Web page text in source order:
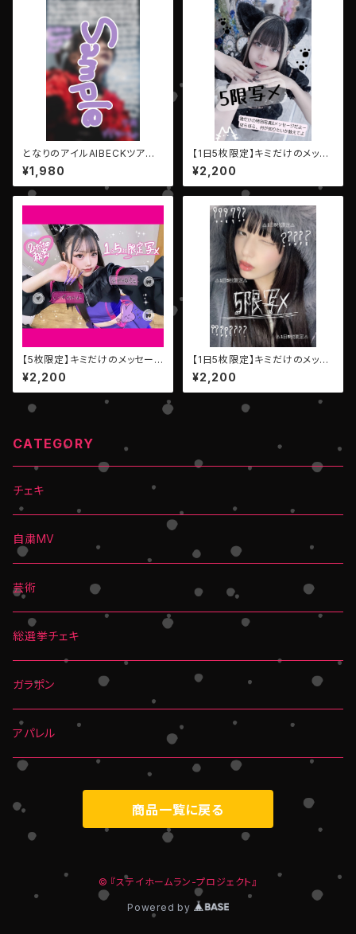
となりのアイルAIBECKツアー
ファイナル【デジタルメッセージP
hoto】
¥1,980
【1日5枚限定】キミだけのメッセ
ージ写メ【KAZALIN・NEW響
歌】
¥2,200
【5枚限定】キミだけのメッセー
ジ写メ【愛須くるみ EMPATHY】
¥2,200
【1日5枚限定】キミだけのメッセ
ージ写メ【EMPATHY ヤエ・リリ
ス】
¥2,200
CATEGORY
チェキ
自粛MV
芸術
総選挙チェキ
ガラポン
アパレル
商品一覧に戻る
© 『ステイホームラン-プロジェクト』
Powered by